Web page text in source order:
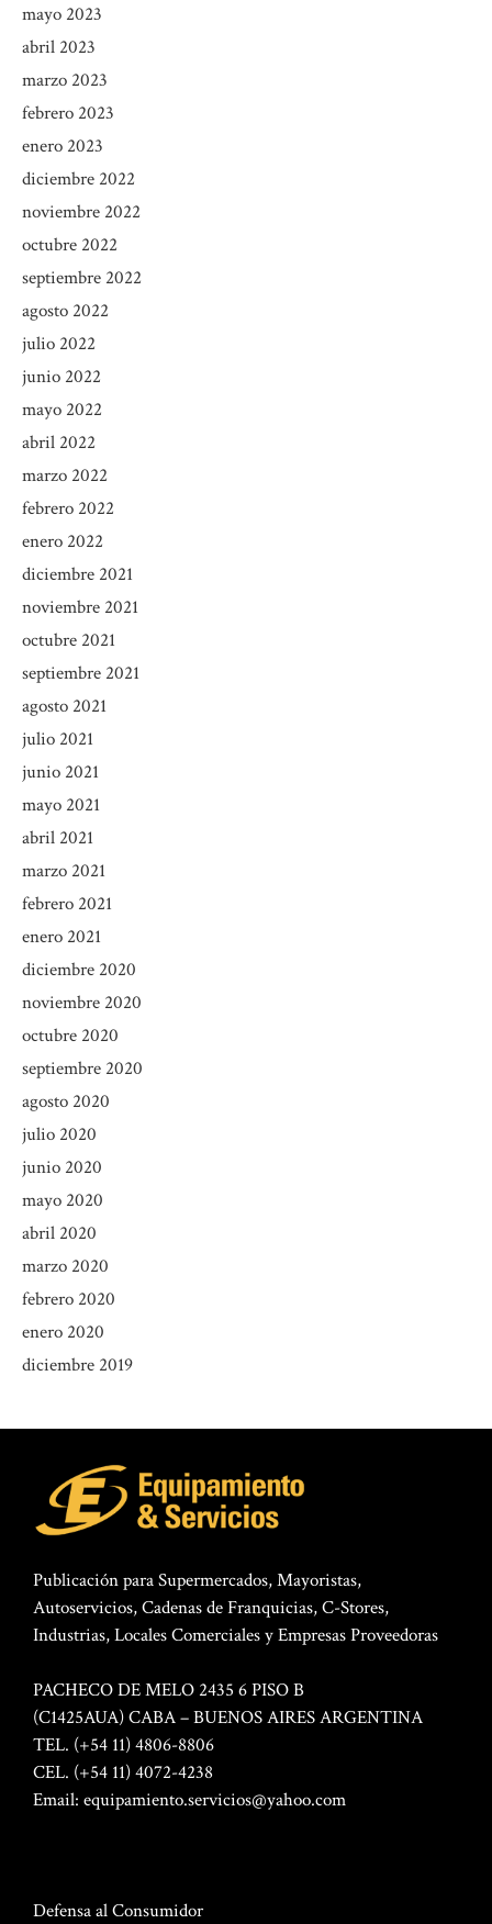
mayo 2023
abril 2023
marzo 2023
febrero 2023
enero 2023
diciembre 2022
noviembre 2022
octubre 2022
septiembre 2022
agosto 2022
julio 2022
junio 2022
mayo 2022
abril 2022
marzo 2022
febrero 2022
enero 2022
diciembre 2021
noviembre 2021
octubre 2021
septiembre 2021
agosto 2021
julio 2021
junio 2021
mayo 2021
abril 2021
marzo 2021
febrero 2021
enero 2021
diciembre 2020
noviembre 2020
octubre 2020
septiembre 2020
agosto 2020
julio 2020
junio 2020
mayo 2020
abril 2020
marzo 2020
febrero 2020
enero 2020
diciembre 2019
Publicación para Supermercados, Mayoristas,
Autoservicios, Cadenas de Franquicias, C-Stores,
Industrias, Locales Comerciales y Empresas Proveedoras
PACHECO DE MELO 2435 6 PISO B
(C1425AUA) CABA – BUENOS AIRES ARGENTINA
TEL. (+54 11) 4806-8806
CEL. (+54 11) 4072-4238
Email: equipamiento.servicios@yahoo.com
Defensa al Consumidor